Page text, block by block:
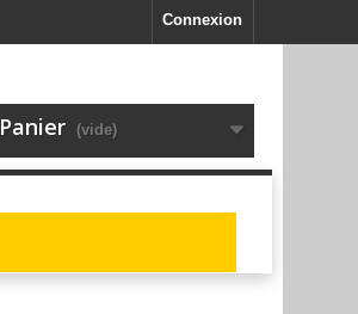
Connexion
Panier (vide)